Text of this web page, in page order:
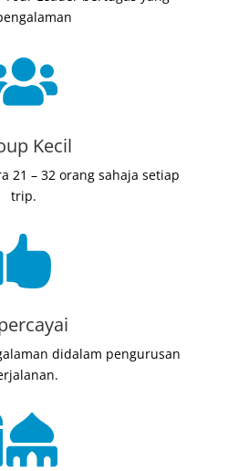
Kecil
21 – 32 orang sahaja setiap
trip.
didalam pengurusan